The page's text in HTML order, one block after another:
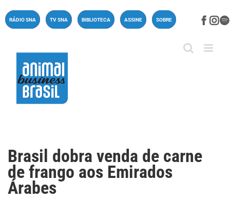
paraRÁDIO SNA TV SNA BIBLIOTECA ASSINE SOBRE
Brasil dobra venda de carne
de frango aos Emirados
Árabes